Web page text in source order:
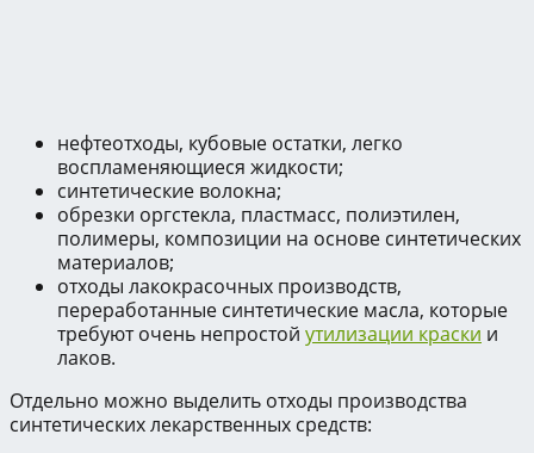
нефтеотходы, кубовые остатки, легко
воспламеняющиеся жидкости;
синтетические волокна;
обрезки оргстекла, пластмасс, полиэтилен,
полимеры, композиции на основе синтетических
материалов;
отходы лакокрасочных производств,
переработанные синтетические масла, которые
требуют очень непростой утилизации краски и
лаков.
Отдельно можно выделить отходы производства
синтетических лекарственных средств: